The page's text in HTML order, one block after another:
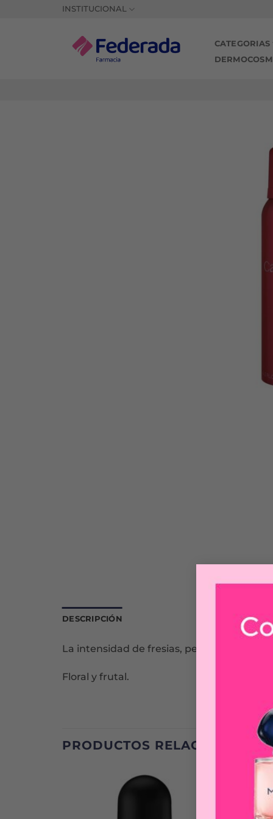
INSTITUCIONAL
CATEGORIAS
DESCRIPCIÓN
La intensidad de fresias, peonías y
Floral y frutal.
PRODUCTOS RELACIONADOS